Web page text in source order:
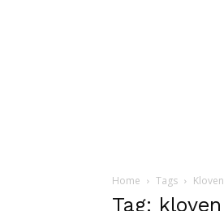
Home Tags Kloven
Tag: kloven